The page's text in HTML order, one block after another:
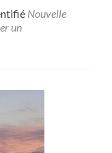
Nouvelle
un